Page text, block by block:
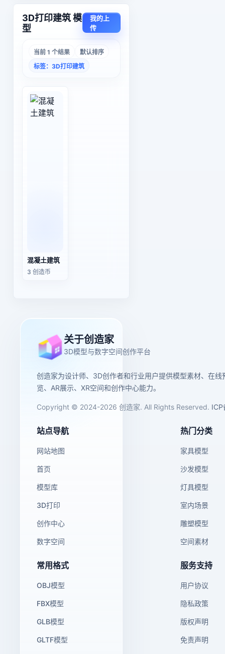
3D打印建筑 模
型
我的上
传
当前 1 个结果
默认排序
标签：3D打印建筑
混凝土建筑
3 创造币
关于创造家
3D模型与数字空间创作平台
创造家为设计师、3D创作者和行业用户提供模型素材、在线
览、AR展示、XR空间和创作中心能力。
Copyright © 2024-2026 创造家. All Rights Reserved. ICP
站点导航
网站地图
首页
模型库
3D打印
创作中心
数字空间
热门分类
家具模型
沙发模型
灯具模型
室内场景
雕塑模型
空间素材
常用格式
OBJ模型
FBX模型
GLB模型
GLTF模型
服务支持
用户协议
隐私政策
版权声明
免责声明